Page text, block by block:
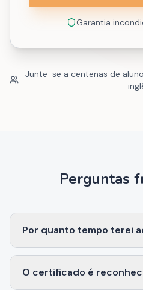
Garantia
Junte-se a centenas de
Perguntas
Por quanto tempo terei
O certificado é